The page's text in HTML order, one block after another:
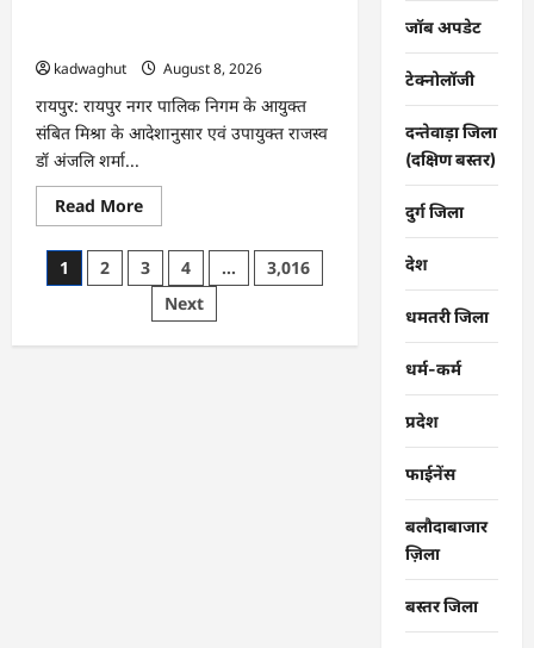
kadwaghut
August 8, 2026
रायपुर: रायपुर नगर पालिक निगम के आयुक्त
संबित मिश्रा के आदेशानुसार एवं उपायुक्त राजस्व
डॉ अंजलि शर्मा...
Read MoreRead
more
CG
:
मोती
महल
में
Posts
1 2 3 4 …
3,016
Next
जॉब अपडेट
टेक्नोलॉजी
दन्तेवाड़ा जिला
(दक्षिण बस्तर)
दुर्ग जिला
देश
धमतरी जिला
धर्म-कर्म
प्रदेश
फाईनेंस
बलौदाबाजार
ज़िला
बस्तर जिला